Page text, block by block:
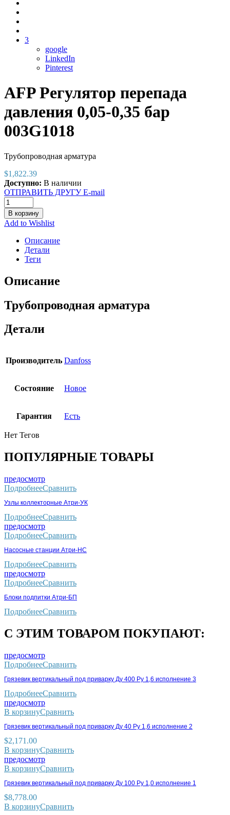
3
google
LinkedIn
Pinterest
AFP Регулятор перепада
давления 0,05-0,35 бар
003G1018
Трубопроводная арматура
$1,822.39
Доступно: В наличии
ОТПРАВИТЬ ДРУГУ E-mail
В корзину
Add to Wishlist
Описание
Детали
Теги
Описание
Трубопроводная арматура
Детали
Производитель Danfoss
Состояние Новое
Гарантия Есть
Нет Тегов
ПОПУЛЯРНЫЕ ТОВАРЫ
предосмотр
ПодробнееСравнить
Узлы коллекторные Атри-УК
ПодробнееСравнить
предосмотр
ПодробнееСравнить
Насосные станции Атри-НС
ПодробнееСравнить
предосмотр
ПодробнееСравнить
Блоки подпитки Атри-БП
ПодробнееСравнить
С ЭТИМ ТОВАРОМ ПОКУПАЮТ:
предосмотр
ПодробнееСравнить
Грязевик вертикальный под приварку Ду 400 Ру 1,6 исполнение 3
ПодробнееСравнить
предосмотр
В корзинуСравнить
Грязевик вертикальный под приварку Ду 40 Ру 1,6 исполнение 2
$2,171.00
В корзинуСравнить
предосмотр
В корзинуСравнить
Грязевик вертикальный под приварку Ду 100 Ру 1,0 исполнение 1
$8,778.00
В корзинуСравнить